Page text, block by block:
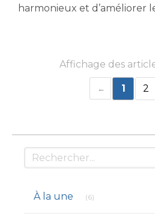
harmonieux et d’améliorer
Affichage des
1 2
Rechercher
À la une (6)